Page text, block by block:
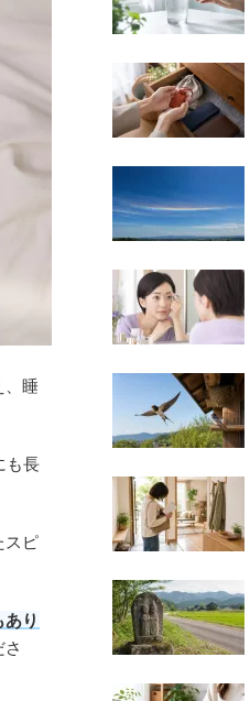
、睡
も長
スピ
り